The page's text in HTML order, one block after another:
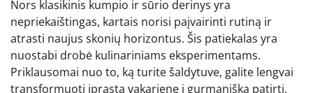
Nors klasikinis kumpio ir sūrio derinys yra
nepriekaištingas, kartais norisi paįvairinti rutiną ir
atrasti naujus skonių horizontus. Šis patiekalas yra
nuostabi drobė kulinariniams eksperimentams.
Priklausomai nuo to, ką turite šaldytuve, galite lengvai
transformuoti įprastą vakarienę į gurmanišką patirtį.